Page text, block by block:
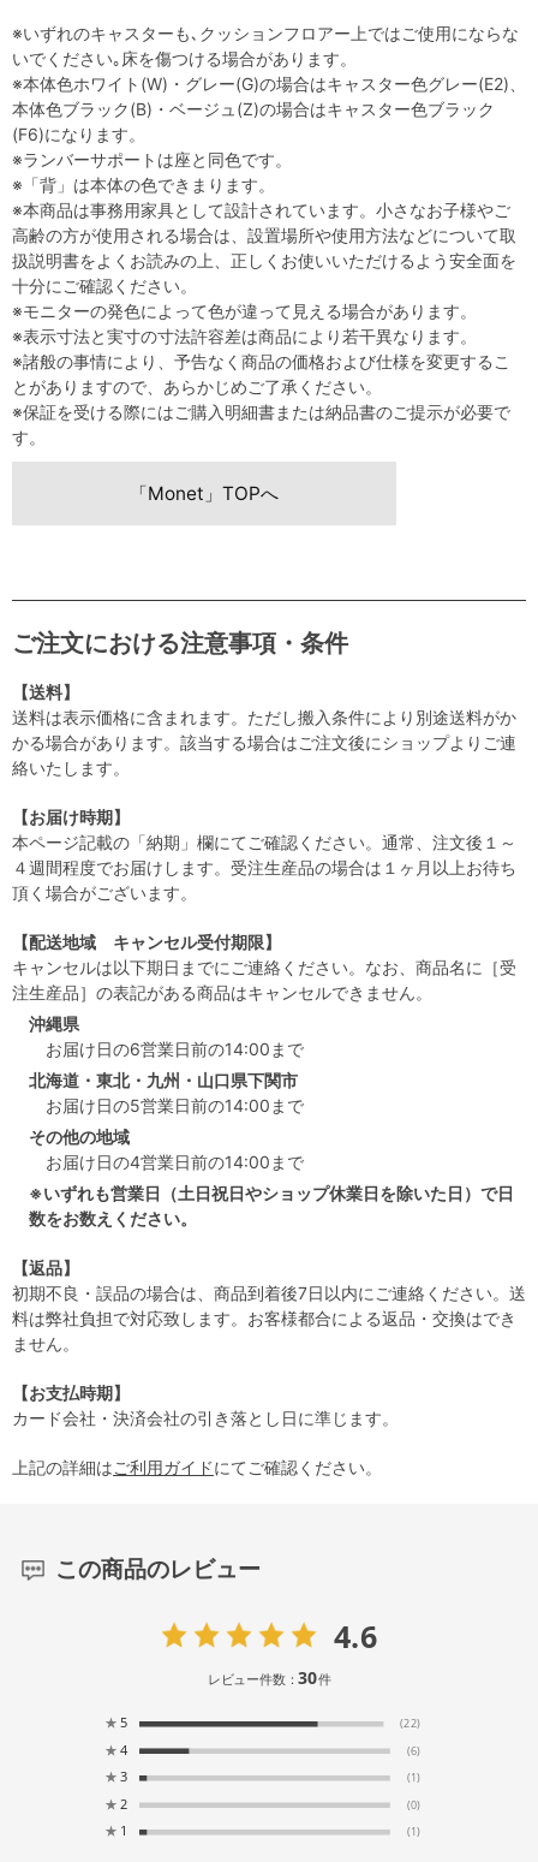
※いずれのキャスターも､クッションフロアー上ではご使用にならな
いでください｡床を傷つける場合があります。
※本体色ホワイト(W)・グレー(G)の場合はキャスター色グレー(E2)、
本体色ブラック(B)・ベージュ(Z)の場合はキャスター色ブラック
(F6)になります。
※ランバーサポートは座と同色です。
※「背」は本体の色できまります。
※本商品は事務用家具として設計されています。小さなお子様やご
高齢の方が使用される場合は、設置場所や使用方法などについて取
扱説明書をよくお読みの上、正しくお使いいただけるよう安全面を
十分にご確認ください。
※モニターの発色によって色が違って見える場合があります。
※表示寸法と実寸の寸法許容差は商品により若干異なります。
※諸般の事情により、予告なく商品の価格および仕様を変更するこ
とがありますので、あらかじめご了承ください。
※保証を受ける際にはご購入明細書または納品書のご提示が必要で
す。
「Monet」TOPへ
ご注文における注意事項・条件
【送料】
送料は表示価格に含まれます。ただし搬入条件により別途送料がか
かる場合があります。該当する場合はご注文後にショップよりご連
絡いたします。
【お届け時期】
本ページ記載の「納期」欄にてご確認ください。通常、注文後１～
４週間程度でお届けします。受注生産品の場合は１ヶ月以上お待ち
頂く場合がございます。
【配送地域 キャンセル受付期限】
キャンセルは以下期日までにご連絡ください。なお、商品名に［受
注生産品］の表記がある商品はキャンセルできません。
沖縄県
お届け日の6営業日前の14:00まで
北海道・東北・九州・山口県下関市
お届け日の5営業日前の14:00まで
その他の地域
お届け日の4営業日前の14:00まで
※いずれも営業日（土日祝日やショップ休業日を除いた日）で日
数をお数えください。
【返品】
初期不良・誤品の場合は、商品到着後7日以内にご連絡ください。送
料は弊社負担で対応致します。お客様都合による返品・交換はでき
ません。
【お支払時期】
カード会社・決済会社の引き落とし日に準じます。
上記の詳細はご利用ガイドにてご確認ください。
この商品のレビュー
4.6
レビュー件数：30件
★ 5 (22)
★ 4 (6)
★ 3 (1)
★ 2 (0)
★ 1 (1)